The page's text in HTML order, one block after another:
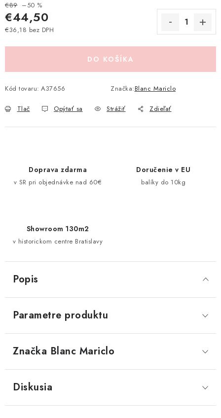
€89 –50 %
€44,50
€36,18 bez DPH
DO KOŠÍKA
Kód tovaru: A37656 Značka:Blanc Mariclo
Tlač Opýtať sa Strážiť Zdieľať
Doprava zdarma
v SR pri objednávke nad 60€
Doručenie v EU
balíky do 10kg
Showroom 130m2
v historickom centre Bratislavy
Popis
Parametre produktu
Značka Blanc Mariclo
Diskusia